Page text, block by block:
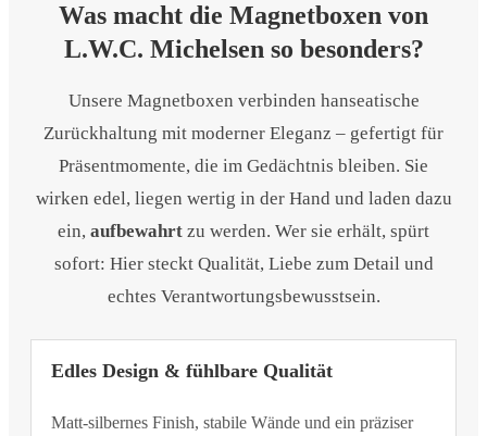
Was macht die Magnetboxen von
L.W.C. Michelsen so besonders?
Unsere Magnetboxen verbinden hanseatische
Zurückhaltung mit moderner Eleganz – gefertigt für
Präsentmomente, die im Gedächtnis bleiben. Sie
wirken edel, liegen wertig in der Hand und laden dazu
ein, aufbewahrt zu werden. Wer sie erhält, spürt
sofort: Hier steckt Qualität, Liebe zum Detail und
echtes Verantwortungsbewusstsein.
Edles Design & fühlbare Qualität
Matt-silbernes Finish, stabile Wände und ein präziser